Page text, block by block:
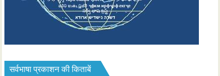
सर्वभाषा प्रकाशन की किताबें